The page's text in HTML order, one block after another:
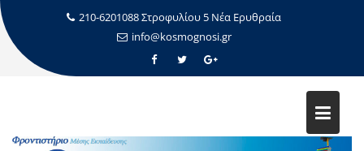
210-6201088 Στροφυλίου 5 Νέα Ερυθραία
info@kosmognosi.gr